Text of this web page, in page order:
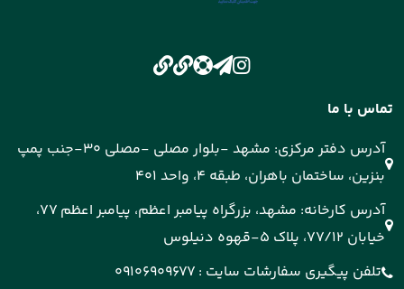
تماس با ما
آدرس دفتر مرکزی: مشهد -بلوار مصلی -مصلی 30-جنب پمپ
بنزین، ساختمان باهران، طبقه 4، واحد 401
آدرس کارخانه: مشهد، بزرگراه پیامبر اعظم، پیامبر اعظم 77،
خیابان 77/12، پلاک 5-قهوه دنیلوس
تلفن پیگیری سفارشات سایت : 09106909677